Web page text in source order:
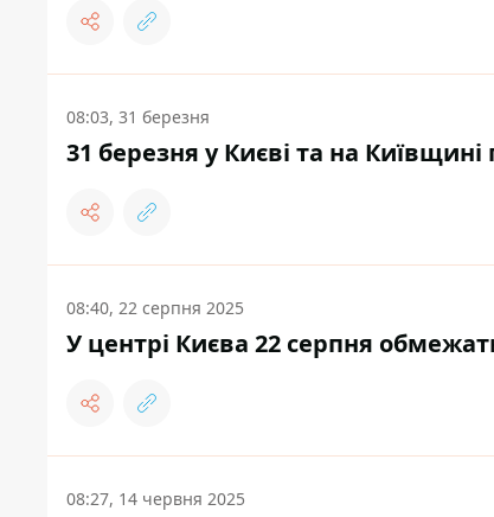
08:03, 31 березня
31 березня у Києві та на
08:40, 22 серпня 2025
У центрі Києва 22 серпня
08:27, 14 червня 2025